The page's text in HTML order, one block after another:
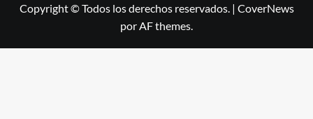
Copyright © Todos los derechos reservados. | CoverNews
por AF themes.